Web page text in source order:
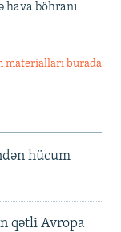
hava böhranı
materialları burada
hücum
qətli Avropa